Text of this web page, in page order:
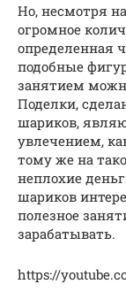
Но, несмотря
огромное
определенная
подобные
занятием
Поделки,
шариков,
увлечением,
тому же на
неплохие
шариков
полезное
зарабатывать.
https://